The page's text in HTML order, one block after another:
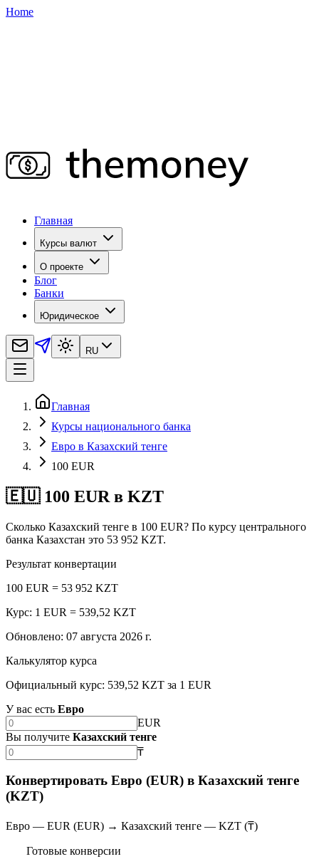
Home
Главная
Курсы валют
О проекте
Блог
Банки
Юридическое
RU
Главная
Курсы национального банка
Евро в Казахский тенге
100 EUR
🇪🇺 100 EUR в KZT
Сколько Казахский тенге в 100 EUR? По курсу центрального
банка Казахстан это 53 952 KZT.
Результат конвертации
100 EUR = 53 952 KZT
Курс: 1 EUR = 539,52 KZT
Обновлено: 07 августа 2026 г.
Калькулятор курса
Официальный курс: 539,52 KZT за 1 EUR
У вас есть Евро
EUR
Вы получите Казахский тенге
₸
Конвертировать Евро (EUR) в Казахский тенге
(KZT)
Евро — EUR (EUR) → Казахский тенге — KZT (₸)
Готовые конверсии